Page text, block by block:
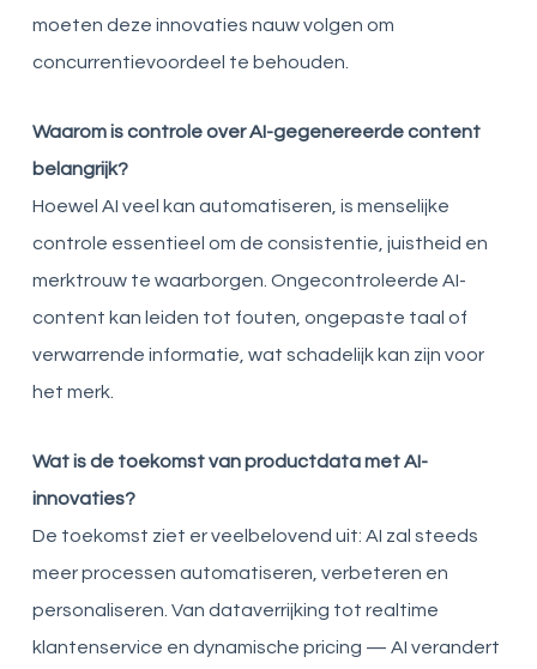
moeten deze innovaties nauw volgen om
concurrentievoordeel te behouden.
Waarom is controle over AI-gegenereerde content
belangrijk?
Hoewel AI veel kan automatiseren, is menselijke
controle essentieel om de consistentie, juistheid en
merktrouw te waarborgen. Ongecontroleerde AI-
content kan leiden tot fouten, ongepaste taal of
verwarrende informatie, wat schadelijk kan zijn voor
het merk.
Wat is de toekomst van productdata met AI-
innovaties?
De toekomst ziet er veelbelovend uit: AI zal steeds
meer processen automatiseren, verbeteren en
personaliseren. Van dataverrijking tot realtime
klantenservice en dynamische pricing — AI verandert